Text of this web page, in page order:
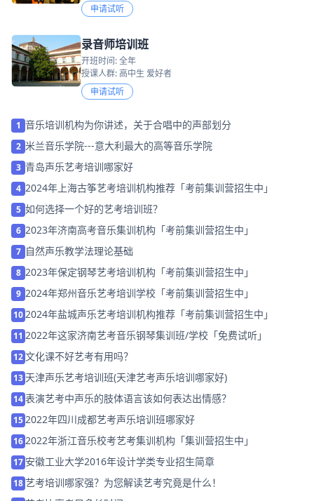
申请试听
录音师培训班
开班时间: 全年
授课人群: 高中生 爱好者
申请试听
1 音乐培训机构为你讲述，关于合唱中的声部划分
2 米兰音乐学院---意大利最大的高等音乐学院
3 青岛声乐艺考培训哪家好
4 2024年上海古筝艺考培训机构推荐「考前集训营招生中」
5 如何选择一个好的艺考培训班？
6 2023年济南高考音乐集训机构「考前集训营招生中」
7 自然声乐教学法理论基础
8 2023年保定钢琴艺考培训机构「考前集训营招生中」
9 2024年郑州音乐艺考培训学校「考前集训营招生中」
102024年盐城声乐艺考培训机构推荐「考前集训营招生中」
11 2022年这家济南艺考音乐钢琴集训班/学校「免费试听」
12文化课不好艺考有用吗？
13 天津声乐艺考培训班(天津艺考声乐培训哪家好)
14表演艺考中声乐的肢体语言该如何表达出情感？
152022年四川成都艺考声乐培训班哪家好
162022年浙江音乐校考艺考集训机构「集训营招生中」
17 安徽工业大学2016年设计学类专业招生简章
18艺考培训哪家强？为您解读艺考究竟是什么！